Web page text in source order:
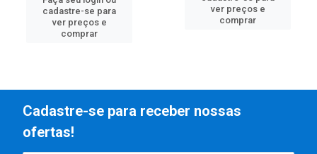
cadastre-se para
ver preços e
comprar
ver preços e
comprar
Cadastre-se para receber nossas
ofertas!